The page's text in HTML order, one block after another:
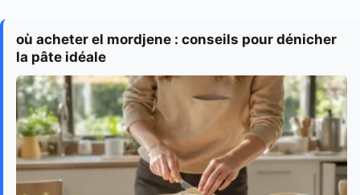
où acheter el mordjene : conseils pour dénicher
la pâte idéale